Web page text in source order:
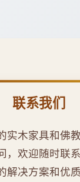
联系我们
实木家具和佛
，欢迎随时联
解决方案和优